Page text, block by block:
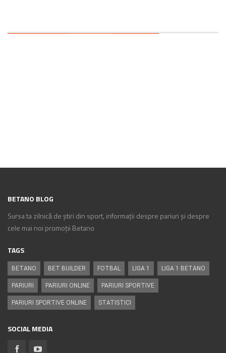
BETANO BLOG
Sursa ta zilnică de știri din sport, informații despre pariuri și despre
cele mai noi promoții Betano
TAGS
BETANO BET BUILDER FOTBAL LIGA 1 LIGA 1 BETANO
PARIURI PARIURI ONLINE PARIURI SPORTIVE
PARIURI SPORTIVE ONLINE STATISTICI
SOCIAL MEDIA